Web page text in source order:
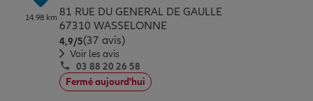
14.98 km 81 RUE DU GENERAL DE GAULLE
67310 WASSELONNE
4,9/5Note de 4.9 sur 5
(37 avis)
Voir les avis
03 88 20 26 58
Fermé aujourd'hui